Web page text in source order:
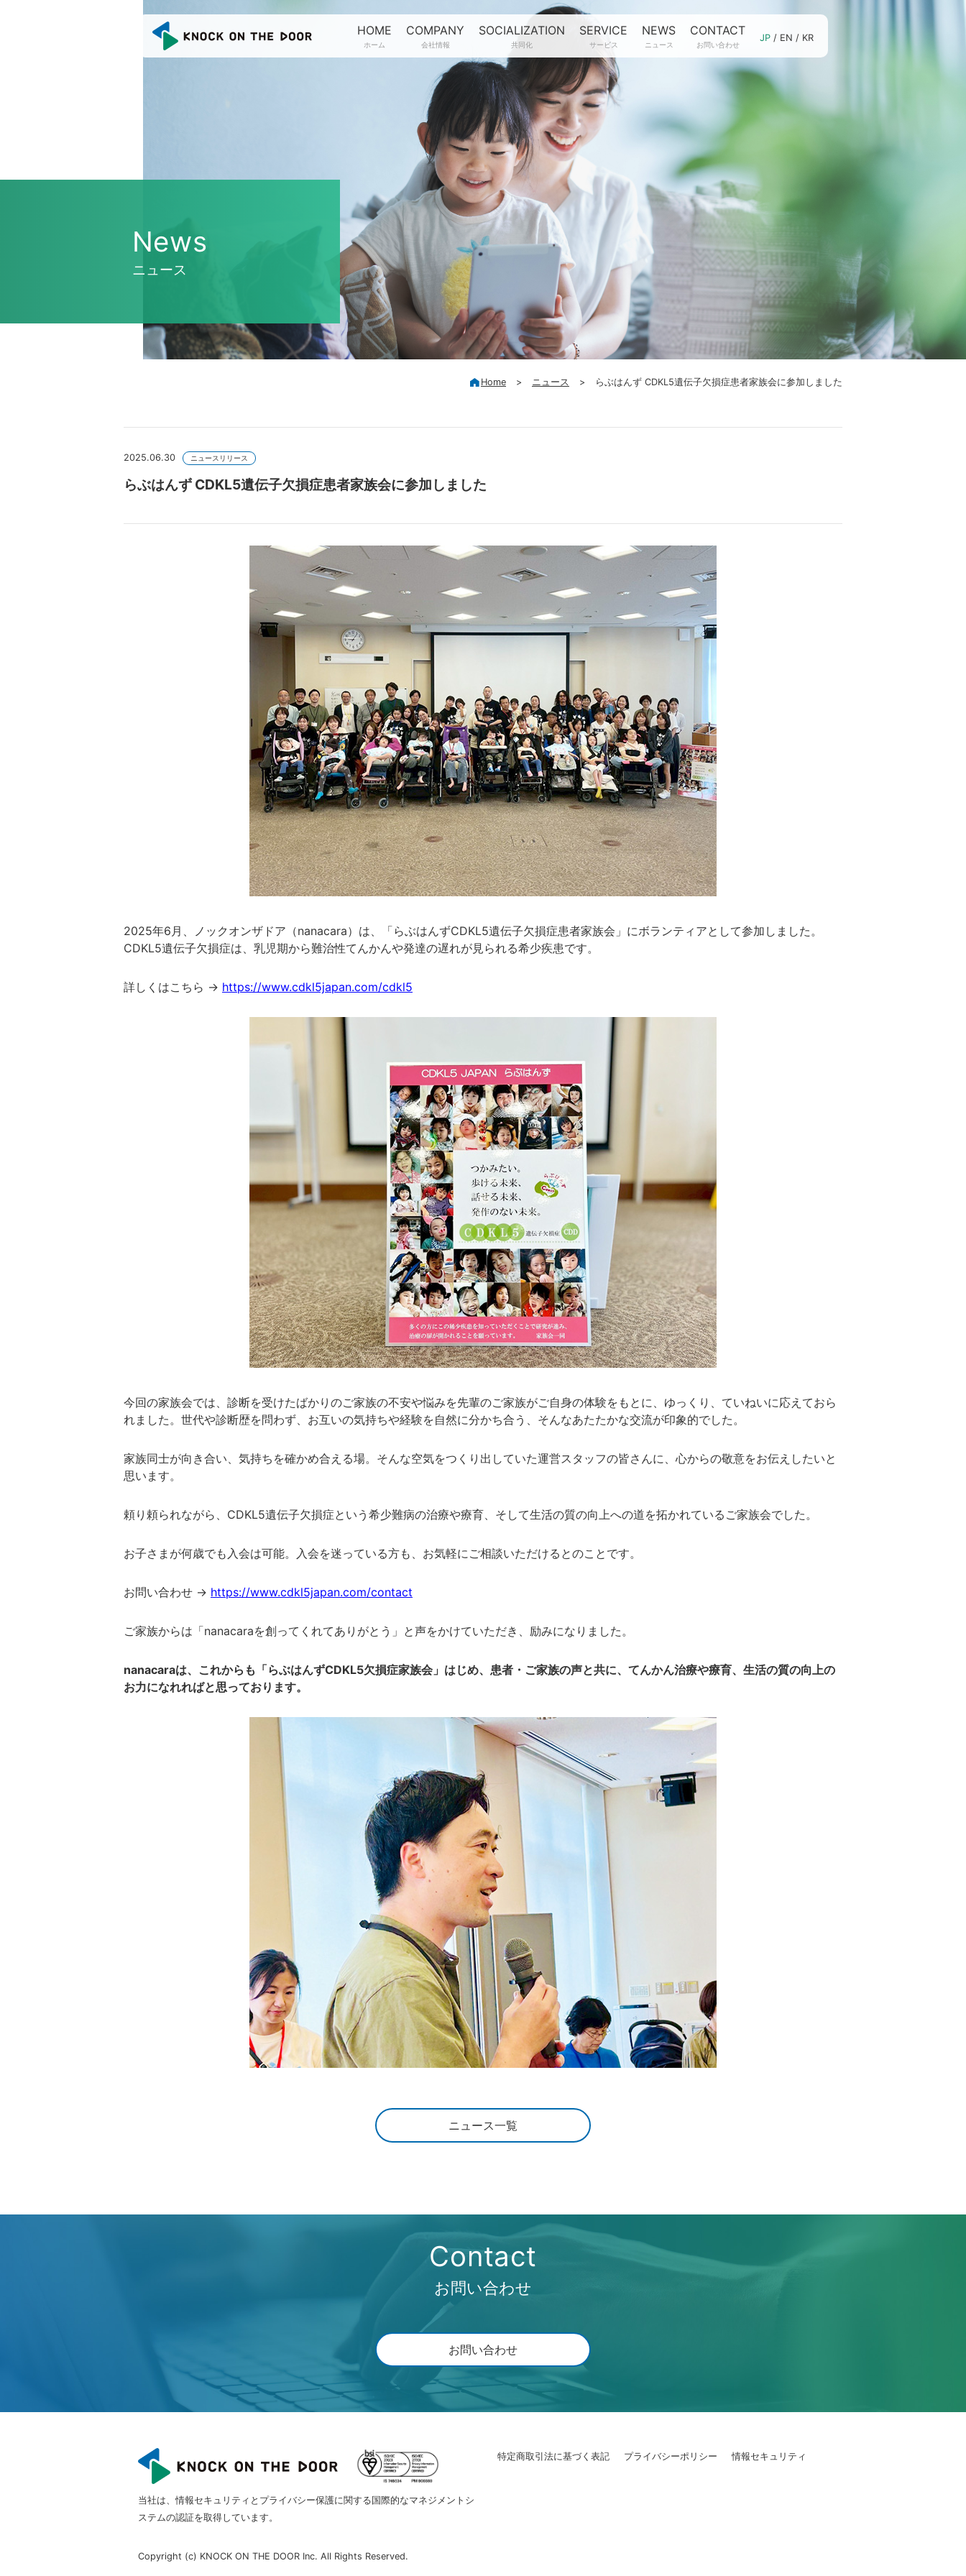
HOME
ホーム
COMPANY
会社情報
SOCIALIZATION
共同化
SERVICE
サービス
NEWS
ニュース
CONTACT
お問い合わせ
JP / EN / KR
News
ニ ュ ース
Home > ニュース > らぶはんず CDKL5遺伝子欠損症患者家族会に参加しました
2025.06.30 ニュースリリース
らぶはんず CDKL5遺伝子欠損症患者家族会に参加しました
2025年6月、ノックオンザドア（nanacara）は、「らぶはんずCDKL5遺伝子欠損症患者家族会」にボランティアとして参加しました。
CDKL5遺伝子欠損症は、乳児期から難治性てんかんや発達の遅れが見られる希少疾患です。
詳しくはこちら → https://www.cdkl5japan.com/cdkl5
今回の家族会では、診断を受けたばかりのご家族の不安や悩みを先輩のご家族がご自身の体験をもとに、ゆっくり、ていねいに応えておら
れました。世代や診断歴を問わず、お互いの気持ちや経験を自然に分かち合う、そんなあたたかな交流が印象的でした。
家族同士が向き合い、気持ちを確かめ合える場。そんな空気をつくり出していた運営スタッフの皆さんに、心からの敬意をお伝えしたいと
思います。
頼り頼られながら、CDKL5遺伝子欠損症という希少難病の治療や療育、そして生活の質の向上への道を拓かれているご家族会でした。
お子さまが何歳でも入会は可能。入会を迷っている方も、お気軽にご相談いただけるとのことです。
お問い合わせ → https://www.cdkl5japan.com/contact
ご家族からは「nanacaraを創ってくれてありがとう」と声をかけていただき、励みになりました。
nanacaraは、これからも「らぶはんずCDKL5欠損症家族会」はじめ、患者・ご家族の声と共に、てんかん治療や療育、生活の質の向上の
お力になれればと思っております。
ニュース一覧
Contact
お問い合わせ
お問い合わせ
当社は、情報セキュリティとプライバシー保護に関する国際的なマネジメントシ
ステムの認証を取得しています。
特定商取引法に基づく表記 プライバシーポリシー 情報セキュリティ
Copyright (c) KNOCK ON THE DOOR Inc. All Rights Reserved.